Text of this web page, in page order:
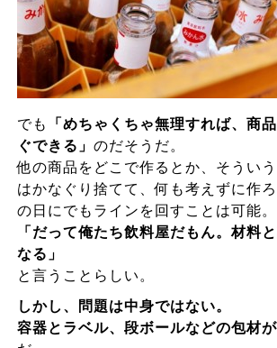
でも 「めちゃくちゃ無理すれば、商
ぐできる」 のだそうだ。
他の商品をどこで作るとか、そうい
はかなぐり捨てて、何も考えずに作
の日にでもラインを回すことは可能。
「だって俺たち飲料屋だもん。材料
なる」
と言うことらしい。
しかし、問題は中身ではない。
容器とラベル、段ボールなどの包材